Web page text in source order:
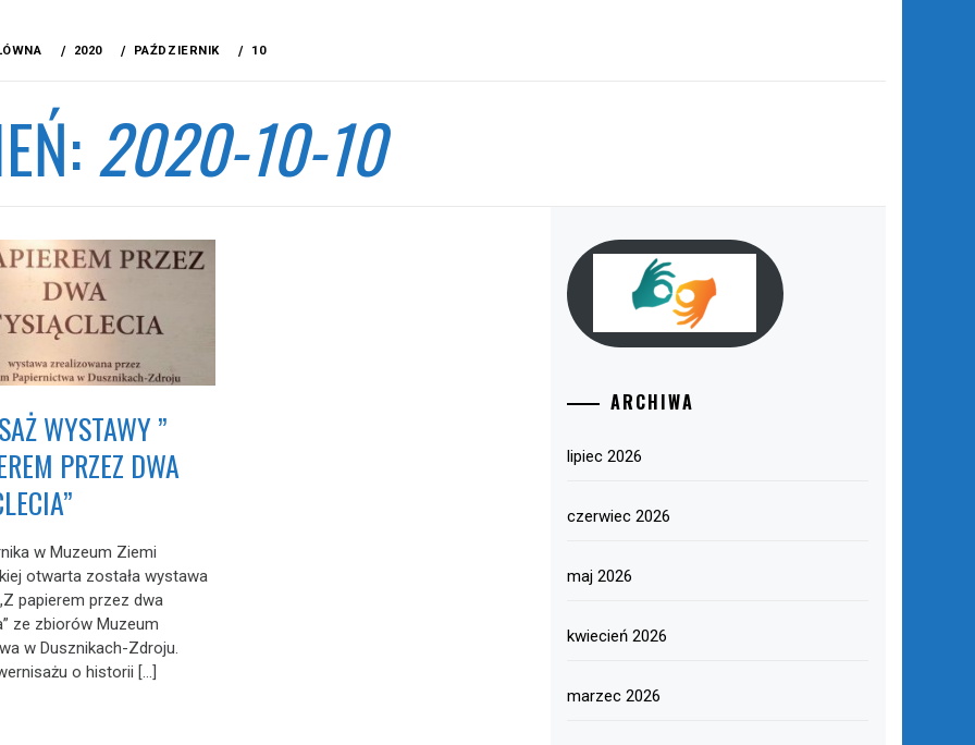
2020 PAŹDZIERNIK 10
2020-10-10
WYSTAWY ”
PRZEZ DWA
w Muzeum Ziemi
otwarta została wystawa
papierem przez dwa
ze zbiorów Muzeum
w Dusznikach-Zdroju.
o historii […]
ARCHIWA
lipiec 2026
czerwiec 2026
maj 2026
kwiecień 2026
marzec 2026